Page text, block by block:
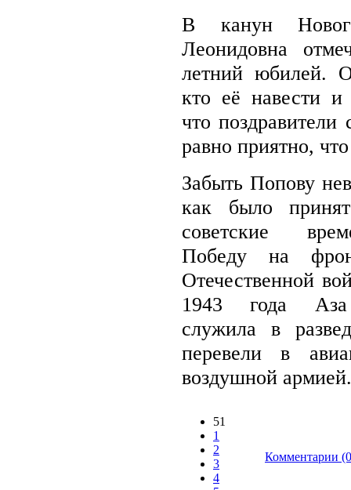
В канун
Леонидовна
летний юбилей.
кто её навести
что
равно приятно,
Забыть Попову
как было
советские
Победу на
Отечественной
1943 года Аза
служила в
перевели в
воздушной
51
1
2
3
4
Комментарии